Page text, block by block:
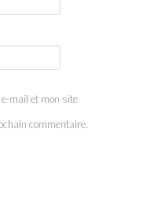
mail et mon site
commentaire.